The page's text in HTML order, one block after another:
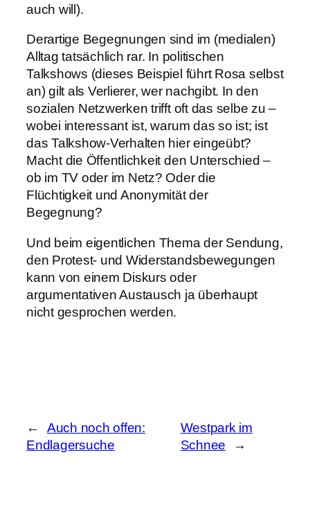
auch will).
Derartige Begegnungen sind im (medialen)
Alltag tatsächlich rar. In politischen
Talkshows (dieses Beispiel führt Rosa selbst
an) gilt als Verlierer, wer nachgibt. In den
sozialen Netzwerken trifft oft das selbe zu –
wobei interessant ist, warum das so ist; ist
das Talkshow-Verhalten hier eingeübt?
Macht die Öffentlichkeit den Unterschied –
ob im TV oder im Netz? Oder die
Flüchtigkeit und Anonymität der
Begegnung?
Und beim eigentlichen Thema der Sendung,
den Protest- und Widerstandsbewegungen
kann von einem Diskurs oder
argumentativen Austausch ja überhaupt
nicht gesprochen werden.
←
Auch noch offen:
Endlagersuche
Westpark im
Schnee
→